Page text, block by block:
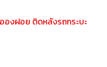
องฝอย ติดหลังรถกระบะ